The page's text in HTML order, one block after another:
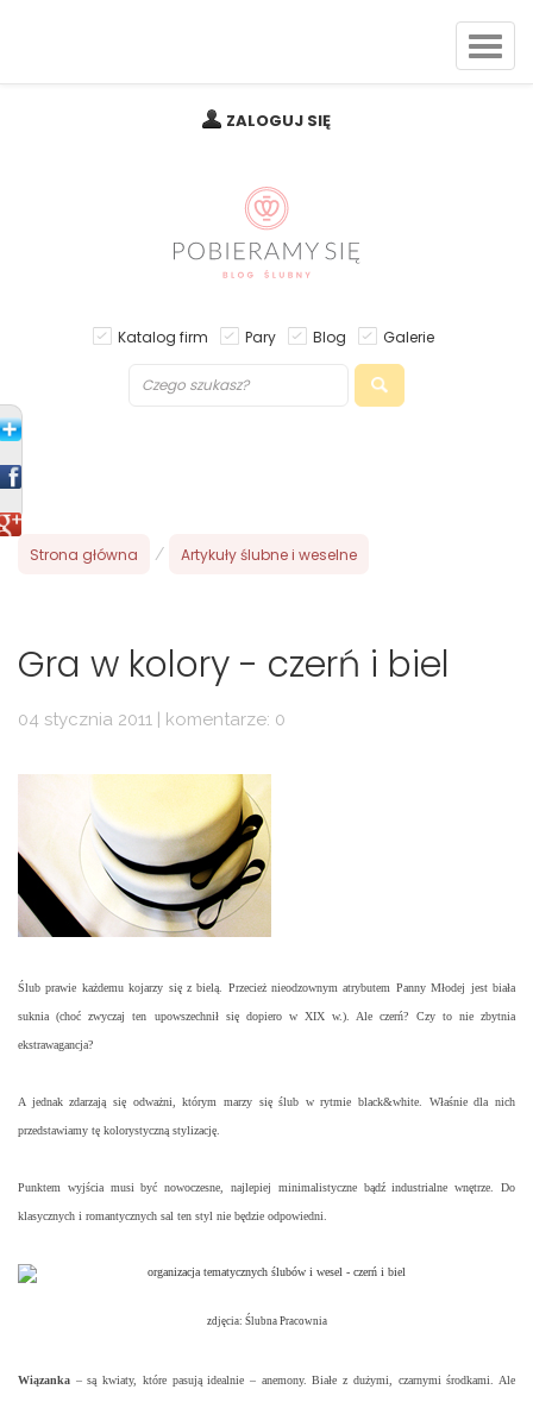
ZALOGUJ SIĘ
Katalog firm Pary Blog Galerie
Strona główna / Artykuły ślubne i weselne
Gra w kolory - czerń i biel
04 stycznia 2011 | komentarze: 0
Ślub prawie każdemu kojarzy się z bielą. Przecież nieodzownym atrybutem Panny Młodej jest biała
suknia (choć zwyczaj ten upowszechnił się dopiero w XIX w.). Ale czerń? Czy to nie zbytnia
ekstrawagancja?
A jednak zdarzają się odważni, którym marzy się ślub w rytmie black&white. Właśnie dla nich
przedstawiamy tę kolorystyczną stylizację.
Punktem wyjścia musi być nowoczesne, najlepiej minimalistyczne bądź industrialne wnętrze. Do
klasycznych i romantycznych sal ten styl nie będzie odpowiedni.
zdjęcia: Ślubna Pracownia
Wiązanka – są kwiaty, które pasują idealnie – anemony. Białe z dużymi, czarnymi środkami. Ale